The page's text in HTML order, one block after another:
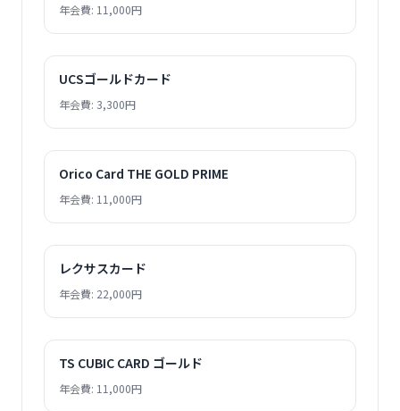
年会費: 11,000円
UCSゴールドカード
年会費: 3,300円
Orico Card THE GOLD PRIME
年会費: 11,000円
レクサスカード
年会費: 22,000円
TS CUBIC CARD ゴールド
年会費: 11,000円